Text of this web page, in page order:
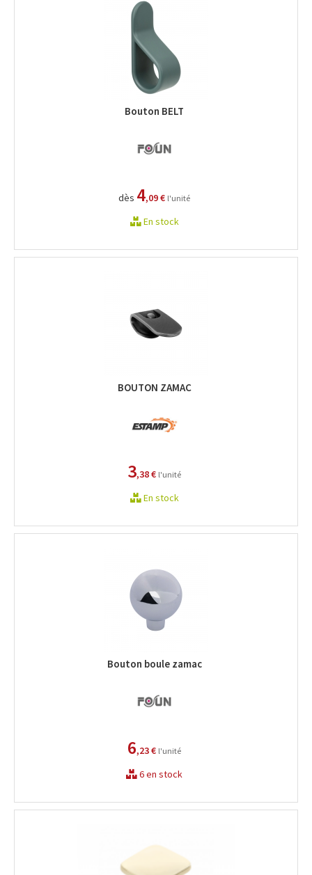
Bouton BELT
dès 4,09 € l'unité
En stock
BOUTON ZAMAC
3,38 € l'unité
En stock
Bouton boule zamac
6,23 € l'unité
6 en stock